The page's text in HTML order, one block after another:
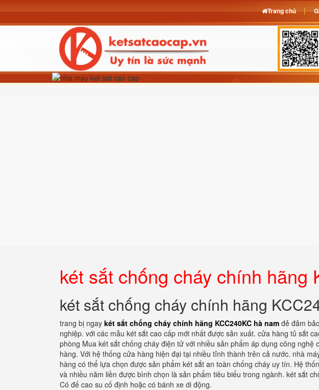
két sắt chống cháy chính hãng
két sắt chống cháy chính hãng
trang bị ngay két sắt chống cháy chính hãng KCC240KC hà nam đẻ đảm
nghiệp. với các mẫu két sắt cao cấp mới nhất được sản xuất. cửa hàng tủ sắt
phòng Mua két sắt chống cháy điện tử với nhiều sản phẩm áp dụng công
hàng. Với hệ thống cửa hàng hiện đại tại nhiều tỉnh thành trên cả nước. nhà
hàng có thể lựa chọn được sản phẩm két sắt an toàn chống cháy uy tín. Hệ
và nhiều năm liền được bình chọn là sản phẩm tiêu biểu trong ngành. két sắt
Có đế cao su cố định hoặc có bánh xe di động.
Trang chủ